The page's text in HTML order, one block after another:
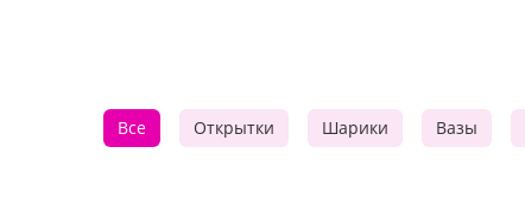
Все Открытки Шарики Вазы